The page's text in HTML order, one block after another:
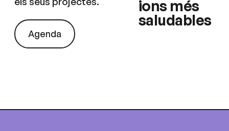
Agenda
ions més
saludables